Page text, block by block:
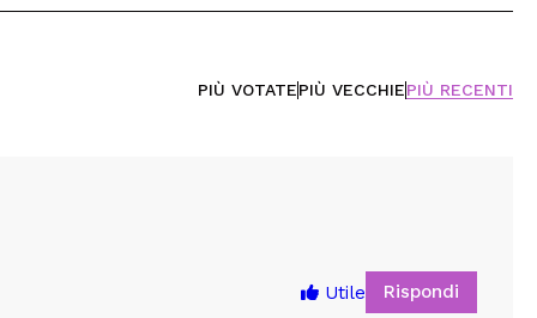
PIÙ VOTATEPIÙ VECCHIEPIÙ RECENTI
Utile Rispondi